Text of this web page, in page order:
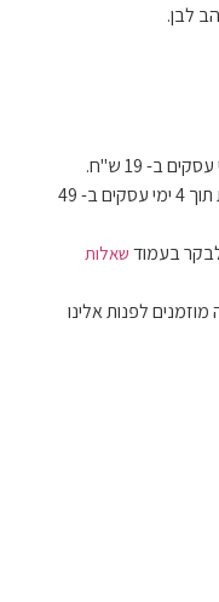
לבן.
משלוח אקספרס עד הבית תוך 4 ימי עסקים ב- 49
בעמוד שאלות
לפנות אלינו